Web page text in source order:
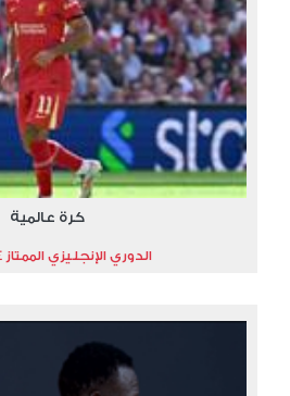
كرة عالمية
الدوري الإنجليزي الممتاز 2024-2025